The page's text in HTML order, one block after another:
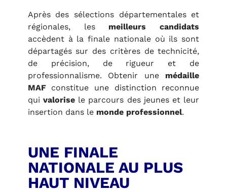
Après des sélections départementales et
régionales, les meilleurs candidats
accèdent à la finale nationale où ils sont
départagés sur des critères de technicité,
de précision, de rigueur et de
professionnalisme. Obtenir une médaille
MAFconstitue une distinction reconnue
qui valorise le parcours des jeunes et leur
insertion dans le monde professionnel.
UNE FINALE
NATIONALE AU PLUS
HAUT NIVEAU